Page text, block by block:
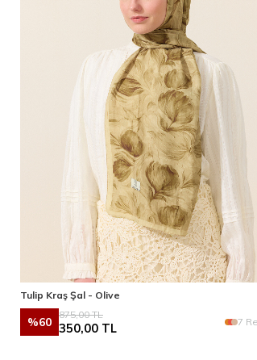
Tulip Kraş Şal - Olive
%60
875,00TL
350,00 TL 7